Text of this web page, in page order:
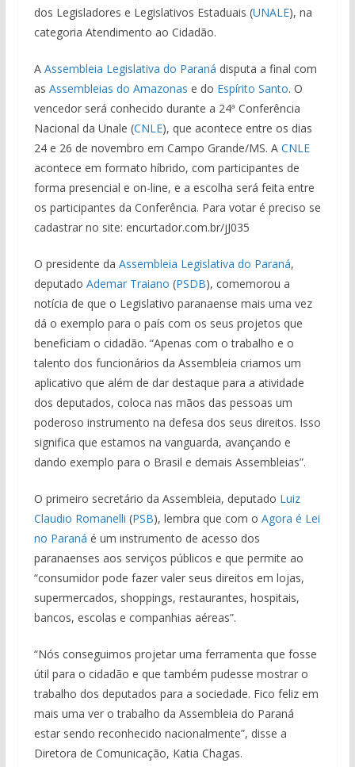
dos Legisladores e Legislativos Estaduais (UNALE), na
categoria Atendimento ao Cidadão.
A Assembleia Legislativa do Paraná disputa a final com
as Assembleias do Amazonas e do Espírito Santo. O
vencedor será conhecido durante a 24ª Conferência
Nacional da Unale (CNLE), que acontece entre os dias
24 e 26 de novembro em Campo Grande/MS. A CNLE
acontece em formato híbrido, com participantes de
forma presencial e on-line, e a escolha será feita entre
os participantes da Conferência. Para votar é preciso se
cadastrar no site: encurtador.com.br/jJ035
O presidente da Assembleia Legislativa do Paraná,
deputado Ademar Traiano (PSDB), comemorou a
notícia de que o Legislativo paranaense mais uma vez
dá o exemplo para o país com os seus projetos que
beneficiam o cidadão. “Apenas com o trabalho e o
talento dos funcionários da Assembleia criamos um
aplicativo que além de dar destaque para a atividade
dos deputados, coloca nas mãos das pessoas um
poderoso instrumento na defesa dos seus direitos. Isso
significa que estamos na vanguarda, avançando e
dando exemplo para o Brasil e demais Assembleias”.
O primeiro secretário da Assembleia, deputado Luiz
Claudio Romanelli (PSB), lembra que com o Agora é Lei
no Paraná é um instrumento de acesso dos
paranaenses aos serviços públicos e que permite ao
“consumidor pode fazer valer seus direitos em lojas,
supermercados, shoppings, restaurantes, hospitais,
bancos, escolas e companhias aéreas”.
“Nós conseguimos projetar uma ferramenta que fosse
útil para o cidadão e que também pudesse mostrar o
trabalho dos deputados para a sociedade. Fico feliz em
mais uma ver o trabalho da Assembleia do Paraná
estar sendo reconhecido nacionalmente”, disse a
Diretora de Comunicação, Katia Chagas.